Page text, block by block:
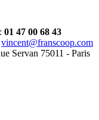
01 47 00 68 43
vincent@franscoop.com
Servan 75011 - Paris